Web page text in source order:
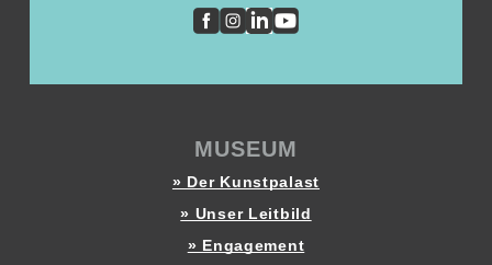
MUSEUM
» Der Kunstpalast
» Unser Leitbild
» Engagement